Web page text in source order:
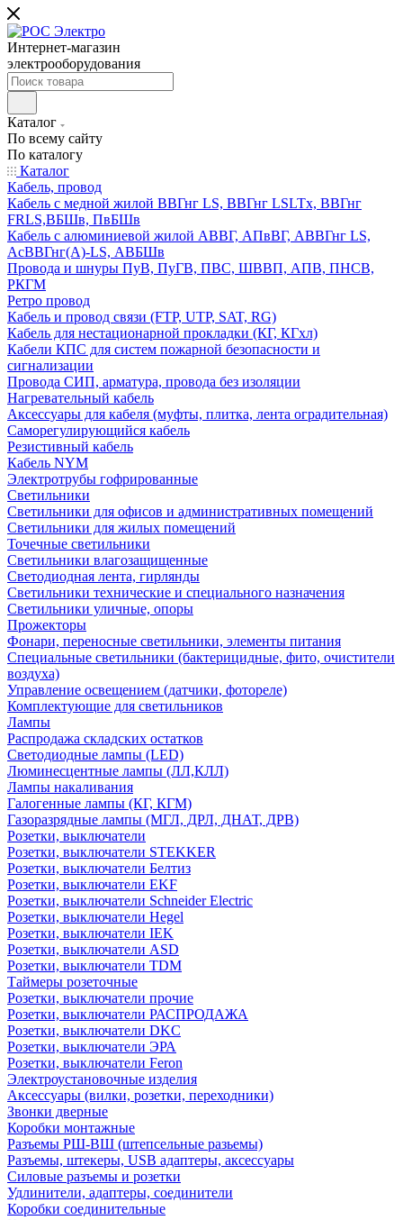
Интернет-магазин
электрооборудования
Каталог
По всему сайту
По каталогу
Каталог
Кабель, провод
Кабель с медной жилой ВВГнг LS, ВВГнг LSLTx, ВВГнг
FRLS,ВБШв, ПвБШв
Кабель с алюминиевой жилой АВВГ, АПвВГ, АВВГнг LS,
АсВВГнг(А)-LS, АВБШв
Провода и шнуры ПуВ, ПуГВ, ПВС, ШВВП, АПВ, ПНСВ,
РКГМ
Ретро провод
Кабель и провод связи (FTP, UTP, SAT, RG)
Кабель для нестационарной прокладки (КГ, КГхл)
Кабели КПС для систем пожарной безопасности и
сигнализации
Провода СИП, арматура, провода без изоляции
Нагревательный кабель
Аксессуары для кабеля (муфты, плитка, лента оградительная)
Саморегулирующийся кабель
Резистивный кабель
Кабель NYM
Электротрубы гофрированные
Светильники
Светильники для офисов и административных помещений
Светильники для жилых помещений
Точечные светильники
Светильники влагозащищенные
Светодиодная лента, гирлянды
Светильники технические и специального назначения
Светильники уличные, опоры
Прожекторы
Фонари, переносные светильники, элементы питания
Специальные светильники (бактерицидные, фито, очистители
воздуха)
Управление освещением (датчики, фотореле)
Комплектующие для светильников
Лампы
Распродажа складских остатков
Светодиодные лампы (LED)
Люминесцентные лампы (ЛЛ,КЛЛ)
Лампы накаливания
Галогенные лампы (КГ, КГМ)
Газоразрядные лампы (МГЛ, ДРЛ, ДНАТ, ДРВ)
Розетки, выключатели
Розетки, выключатели STEKKER
Розетки, выключатели Белтиз
Розетки, выключатели EKF
Розетки, выключатели Schneider Electric
Розетки, выключатели Hegel
Розетки, выключатели IEK
Розетки, выключатели ASD
Розетки, выключатели TDM
Таймеры розеточные
Розетки, выключатели прочие
Розетки, выключатели РАСПРОДАЖА
Розетки, выключатели DKC
Розетки, выключатели ЭРА
Розетки, выключатели Feron
Электроустановочные изделия
Аксессуары (вилки, розетки, переходники)
Звонки дверные
Коробки монтажные
Разъемы РШ-ВШ (штепсельные разьемы)
Разъемы, штекеры, USB адаптеры, аксессуары
Силовые разъемы и розетки
Удлинители, адаптеры, соединители
Коробки соединительные